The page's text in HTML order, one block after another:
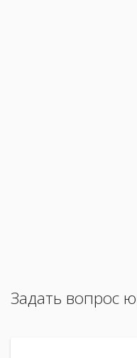
Задать вопрос